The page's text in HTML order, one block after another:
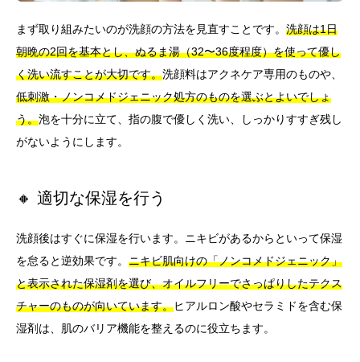
まず取り組みたいのが洗顔の方法を見直すことです。 洗顔は1日
朝晩の2回を基本とし、ぬるま湯（32〜36度程度）を使って優し
く洗い流すことが大切です。洗顔料はアクネケア専用のものや、
低刺激・ノンコメドジェニック処方のものを選ぶとよいでしょ
う。泡を十分に立て、指の腹で優しく洗い、しっかりすすぎ残し
がないようにします。
🔸 適切な保湿を行う
洗顔後はすぐに保湿を行います。ニキビがあるからといって保湿
を怠ると逆効果です。 ニキビ肌向けの「ノンコメドジェニック」
と表示された保湿剤を選び、オイルフリーでさっぱりしたテクス
チャーのものが向いています。ヒアルロン酸やセラミドを含む保
湿剤は、肌のバリア機能を整えるのに役立ちます。